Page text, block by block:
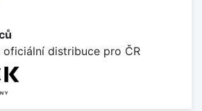
distribuce pro ČR